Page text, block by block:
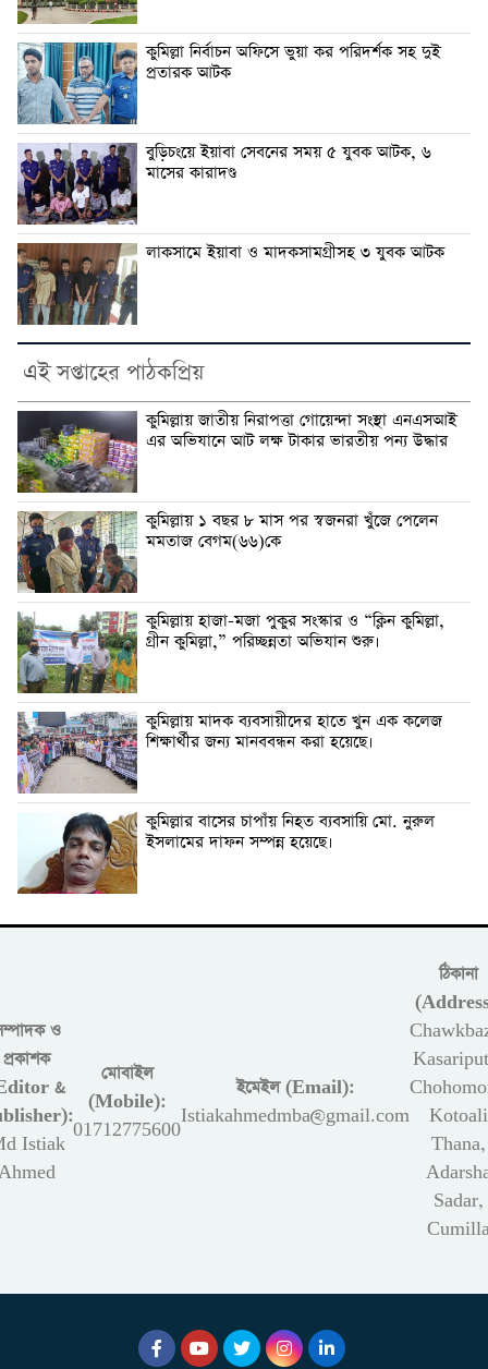
কুমিল্লা নির্বাচন অফিসে ভুয়া কর পরিদর্শক সহ দুই
প্রতারক আটক
বুড়িচংয়ে ইয়াবা সেবনের সময় ৫ যুবক আটক, ৬
মাসের কারাদণ্ড
লাকসামে ইয়াবা ও মাদকসামগ্রীসহ ৩ যুবক আটক
এই সপ্তাহের পাঠকপ্রিয়
কুমিল্লায় জাতীয় নিরাপত্তা গোয়েন্দা সংস্থা এনএসআই
এর অভিযানে আট লক্ষ টাকার ভারতীয় পন্য উদ্ধার
কুমিল্লায় ১ বছর ৮ মাস পর স্বজনরা খুঁজে পেলেন
মমতাজ বেগম(৬৬)কে
কুমিল্লায় হাজা-মজা পুকুর সংস্কার ও “ক্লিন কুমিল্লা,
গ্রীন কুমিল্লা,” পরিচ্ছন্নতা অভিযান শুরু।
কুমিল্লায় মাদক ব্যবসায়ীদের হাতে খুন এক কলেজ
শিক্ষার্থীর জন্য মানববন্ধন করা হয়েছে।
কুমিল্লার বাসের চাপাঁয় নিহত ব্যবসায়ি মো. নুরুল
ইসলামের দাফন সম্পন্ন হয়েছে।
ও
প্রকাশক
&
Istiak
মোবাইল
(Mobile):
01712775600
ইমেইল (Email):
Istiakahmedmba@gmail.com
ঠিকানা
Kotoali
Thana,
Sadar,